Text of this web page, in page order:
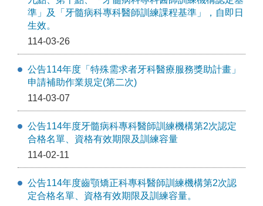
準」及「牙髓病科專科醫師訓練課程基準」，自即日
生效。
114-03-26
公告114年度「特殊需求者牙科醫療服務獎助計畫」
申請補助作業規定(第二次)
114-03-07
公告114年度牙髓病科專科醫師訓練機構第2次認定
合格名單、資格有效期限及訓練容量
114-02-11
公告114年度齒顎矯正科專科醫師訓練機構第2次認
定合格名單、資格有效期限及訓練容量。